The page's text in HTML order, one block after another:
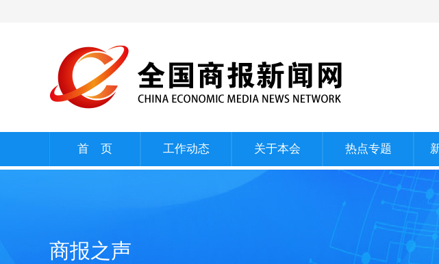
首 页 工作动态 关于本会 热点专题
商报之声